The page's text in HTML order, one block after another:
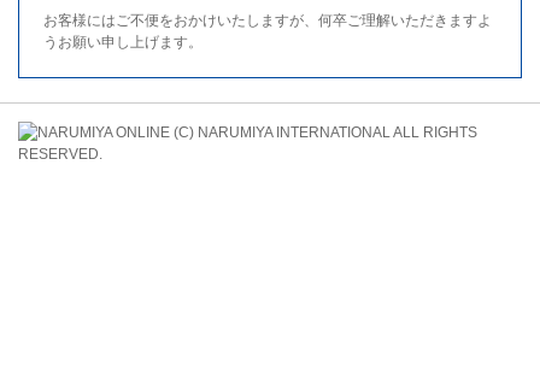
お客様にはご不便をおかけいたしますが、何卒ご理解いただきますよ
うお願い申し上げます。